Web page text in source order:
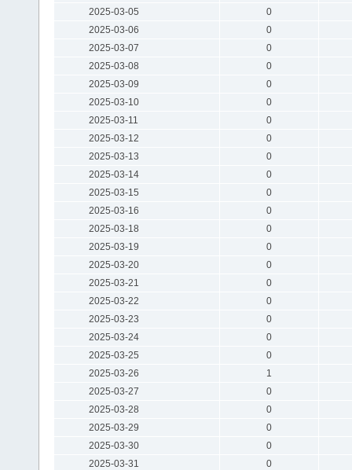
2025-03-05
0
2025-03-06
0
2025-03-07
0
2025-03-08
0
2025-03-09
0
2025-03-10
0
2025-03-11
0
2025-03-12
0
2025-03-13
0
2025-03-14
0
2025-03-15
0
2025-03-16
0
2025-03-18
0
2025-03-19
0
2025-03-20
0
2025-03-21
0
2025-03-22
0
2025-03-23
0
2025-03-24
0
2025-03-25
0
2025-03-26
1
2025-03-27
0
2025-03-28
0
2025-03-29
0
2025-03-30
0
2025-03-31
0